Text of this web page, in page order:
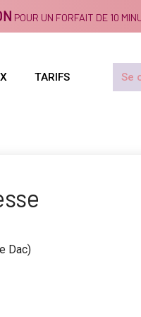
POUR UN FORFAIT DE 10
TARIFS Se
Dac)